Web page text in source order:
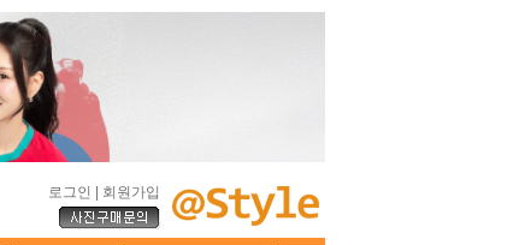
로그인 회원가입